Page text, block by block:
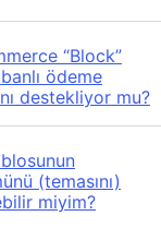
“Block”
ödeme
destekliyor mu?
(temasını)
miyim?